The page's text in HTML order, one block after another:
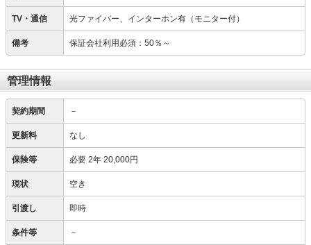
TV・通信 光ファイバー、インターホン有（モニター付）
備考 保証会社利用必須：50％～
管理情報
契約期間 －
更新料 なし
保険等 必要 2年 20,000円
現状 空き
引渡し 即時
条件等 －